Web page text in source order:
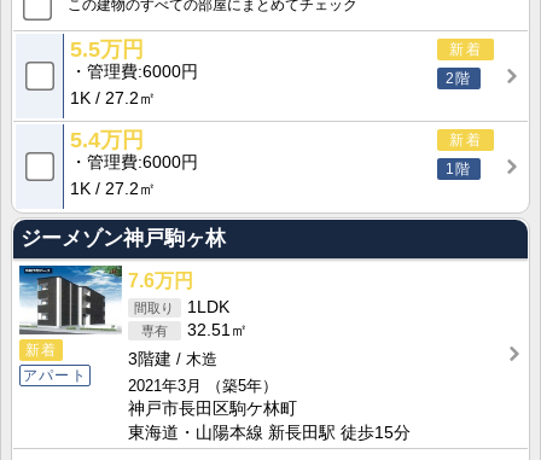
この建物のすべての部屋にまとめてチェック
新着
2階
5.5万円
管理費 6000円
1K
27.2㎡
新着
1階
5.4万円
管理費 6000円
1K
27.2㎡
ジーメゾン神戸駒ヶ林
新着
アパート
7.6万円
1LDK
32.51㎡
3階建
木造
2021年3月
（築5年）
神戸市長田区駒ケ林町
東海道・山陽本線 新長田駅 徒歩15分